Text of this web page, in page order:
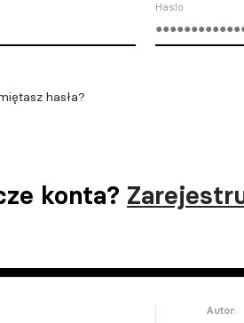
Haslo
hasła?
konta?
Autor: